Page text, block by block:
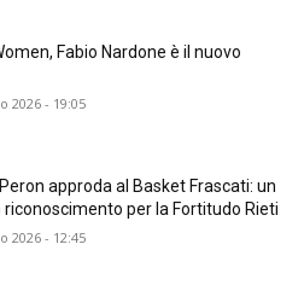
Fabio Nardone è il nuovo
2026 - 19:05
approda al Basket Frascati: un
riconoscimento per la Fortitudo Rieti
2026 - 12:45